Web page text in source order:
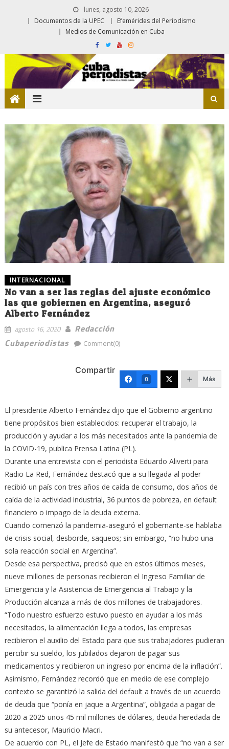
lunes, agosto 10, 2026
Documentos de la UPEC
Efemérides del Periodismo
Medios de Comunicación en Cuba
INTERNACIONAL
No van a ser las reglas del ajuste económico
las que gobiernen en Argentina, aseguró
Alberto Fernández
agosto 16, 2020
Redacción
Cubaperiodistas
Comment(0)
Compartir
0 Más
El presidente Alberto Fernández dijo que el Gobierno argentino
tiene propósitos bien establecidos: recuperar el trabajo, la
producción y ayudar a los más necesitados ante la pandemia de
la COVID-19, publica Prensa Latina (PL).
Durante una entrevista con el periodista Eduardo Aliverti para
Radio La Red, Fernández destacó que a su llegada al poder
recibió un país con tres años de caída de consumo, dos años de
caída de la actividad industrial, 36 puntos de pobreza, en default
financiero o impago de la deuda externa.
Cuando comenzó la pandemia-aseguró el gobernante-se hablaba
de crisis social, desborde, saqueos; sin embargo, “no hubo una
sola reacción social en Argentina”.
Desde esa perspectiva, precisó que en estos últimos meses,
nueve millones de personas recibieron el Ingreso Familiar de
Emergencia y la Asistencia de Emergencia al Trabajo y la
Producción alcanza a más de dos millones de trabajadores.
“Todo nuestro esfuerzo estuvo puesto en ayudar a los más
necesitados, la alimentación llega a todos, las empresas
recibieron el auxilio del Estado para que sus trabajadores pudieran
percibir su sueldo, los jubilados dejaron de pagar sus
medicamentos y recibieron un ingreso por encima de la inflación”.
Asimismo, Fernández recordó que en medio de ese complejo
contexto se garantizó la salida del default a través de un acuerdo
de deuda que “ponía en jaque a Argentina”, obligada a pagar de
2020 a 2025 unos 45 mil millones de dólares, deuda heredada de
su antecesor, Mauricio Macri.
De acuerdo con PL, el Jefe de Estado manifestó que “no van a ser